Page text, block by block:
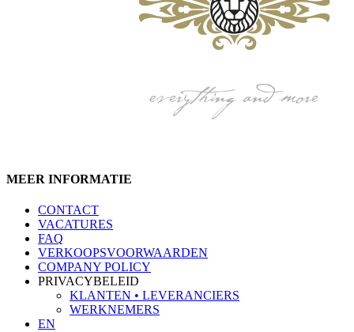
MEER INFORMATIE
CONTACT
VACATURES
FAQ
VERKOOPSVOORWAARDEN
COMPANY POLICY
PRIVACYBELEID
KLANTEN • LEVERANCIERS
WERKNEMERS
EN